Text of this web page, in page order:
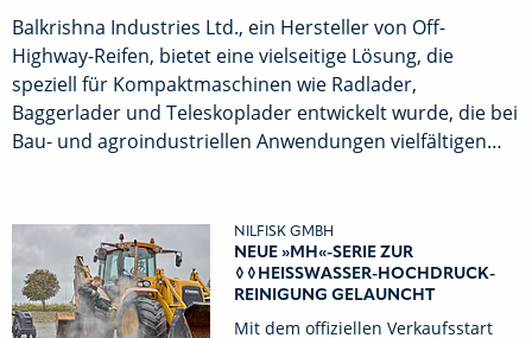
Balkrishna Industries Ltd., ein Hersteller von Off-
Highway-Reifen, bietet eine vielseitige Lösung, die
speziell für Kompaktmaschinen wie Radlader,
Baggerlader und Teleskoplader entwickelt wurde, die bei
Bau- und agroindustriellen Anwendungen vielfältigen…
NILFISK GMBH
NEUE »MH«-SERIE ZUR
◊◊HEISSWASSER-HOCHDRUCK-R
EINIGUNG GELAUNCHT
Mit dem offiziellen Verkaufsstart